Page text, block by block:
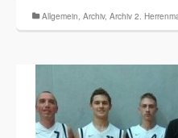
Allgemein, Archiv, Archiv 2.